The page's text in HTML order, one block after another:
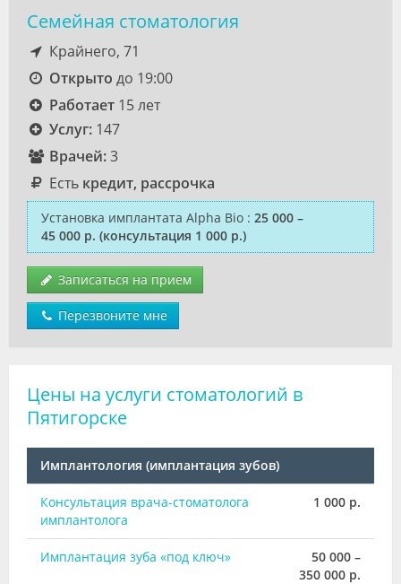
Семейная стоматология
Крайнего, 71
Открыто до 19:00
Работает15 лет
Услуг:147
Врачей:3
Есть кредит, рассрочка
Установка имплантата Alpha Bio : 25 000 –
45 000 р. (консультация 1 000 р.)
Записаться на прием
Перезвоните мне
Цены на услуги стоматологий в
Пятигорске
Имплантология (имплантация зубов)
Консультация врача-стоматолога
имплантолога
1 000 р.
Имплантация зуба «под ключ»
50 000 –
350 000 р.